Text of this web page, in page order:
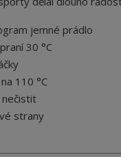
jemné prádlo
30 °C
110 °C
nečistit
strany